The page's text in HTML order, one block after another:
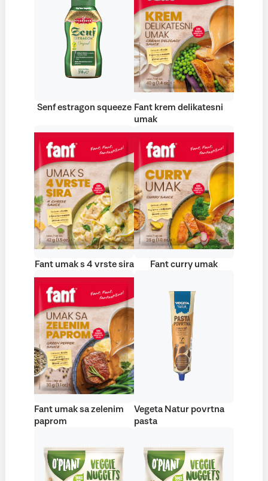
Senf estragon squeeze Fant krem delikatesni
umak
Fant umak s 4 vrste sira Fant curry umak
Fant umak sa zelenim
paprom
Vegeta Natur povrtna
pasta